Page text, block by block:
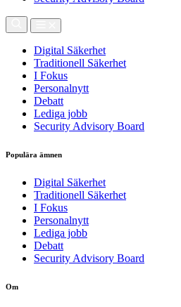
Digital Säkerhet
Traditionell Säkerhet
I Fokus
Personalnytt
Debatt
Lediga jobb
Security Advisory Board
Populära ämnen
Digital Säkerhet
Traditionell Säkerhet
I Fokus
Personalnytt
Lediga jobb
Debatt
Security Advisory Board
Om